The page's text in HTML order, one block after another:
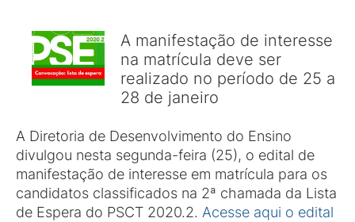
A manifestação de interesse
na matrícula deve ser
realizado no período de 25 a
28 de janeiro
A Diretoria de Desenvolvimento do Ensino
divulgou nesta segunda-feira (25), o edital de
manifestação de interesse em matrícula para os
candidatos classificados na 2ª chamada da Lista
de Espera do PSCT 2020.2. Acesse aqui o edital